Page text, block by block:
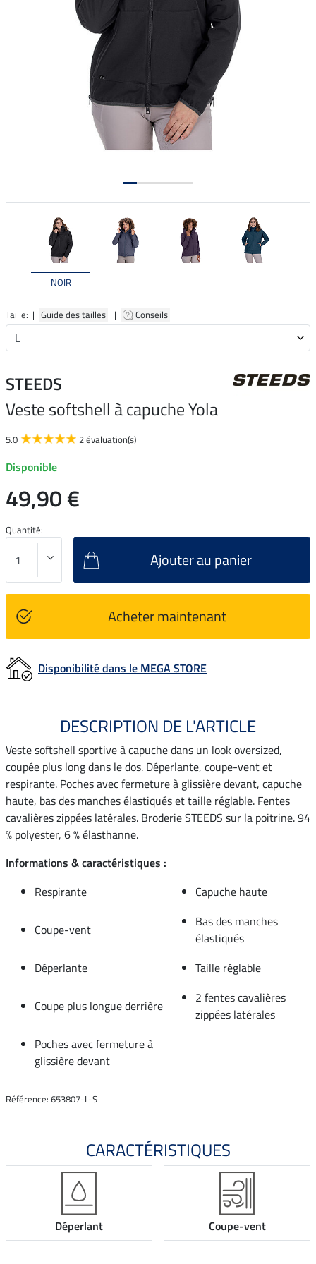
NOIR
Taille: | Guide des tailles | Conseils
STEEDS
Veste softshell à capuche Yola
5.0 2 évaluation(s)
Disponible
49,90 €
Quantité:
Ajouter au panier
Acheter maintenant
Disponibilité dans le MEGA STORE
DESCRIPTION DE L'ARTICLE
Veste softshell sportive à capuche dans un look oversized,
coupée plus long dans le dos. Déperlante, coupe-vent et
respirante. Poches avec fermeture à glissière devant, capuche
haute, bas des manches élastiqués et taille réglable. Fentes
cavalières zippées latérales. Broderie STEEDS sur la poitrine. 94
% polyester, 6 % élasthanne.
Informations & caractéristiques :
Respirante
Capuche haute
Coupe-vent
Bas des manches
élastiqués
Déperlante
Taille réglable
Coupe plus longue derrière
2 fentes cavalières
zippées latérales
Poches avec fermeture à
glissière devant
Référence: 653807-L-S
CARACTÉRISTIQUES
Déperlant Coupe-vent